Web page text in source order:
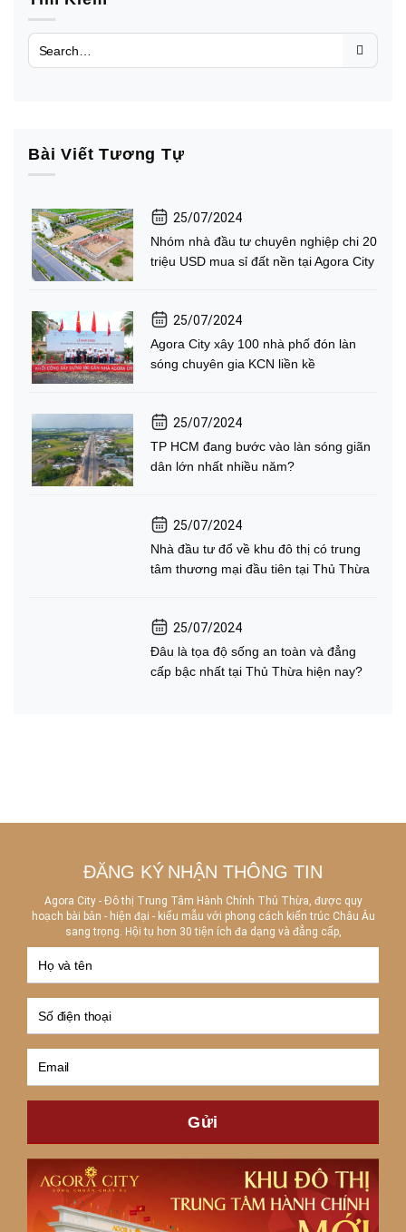
Bài Viết Tương Tự
25/07/2024
Nhóm nhà đầu tư chuyên nghiệp chi 20
triệu USD mua sỉ đất nền tại Agora City
25/07/2024
Agora City xây 100 nhà phố đón làn
sóng chuyên gia KCN liền kề
25/07/2024
TP HCM đang bước vào làn sóng giãn
dân lớn nhất nhiều năm?
25/07/2024
Nhà đầu tư đổ về khu đô thị có trung
tâm thương mại đầu tiên tại Thủ Thừa
25/07/2024
Đâu là tọa độ sống an toàn và đẳng
cấp bậc nhất tại Thủ Thừa hiện nay?
ĐĂNG KÝ NHẬN THÔNG TIN
Agora City - Đô thị Trung Tâm Hành Chính Thủ Thừa, được quy
hoạch bài bản - hiện đại - kiểu mẫu với phong cách kiến trúc Châu Âu
sang trọng. Hội tụ hơn 30 tiện ích đa dạng và đẳng cấp,